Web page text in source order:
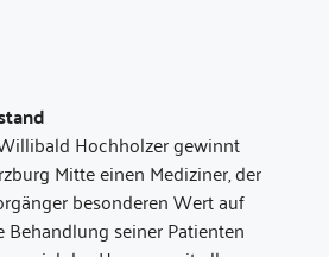
Hochholzer gewinnt
Mitte einen Mediziner, der
besonderen Wert auf
seiner Patienten